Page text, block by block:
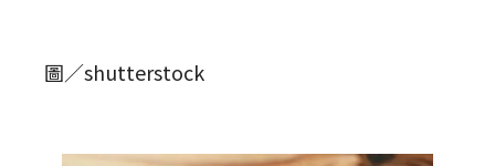
圖／shutterstock